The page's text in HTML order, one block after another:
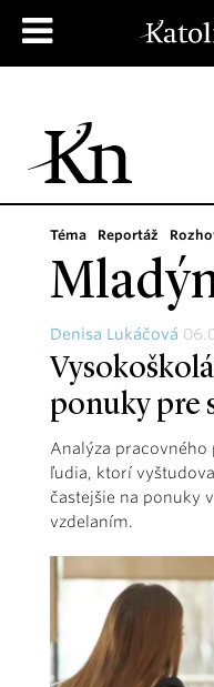
Téma Reportáž
Denisa Lukáčová
ponuky pre
Analýza pracovného
ľudia, ktorí
častejšie na ponuky
vzdelaním.